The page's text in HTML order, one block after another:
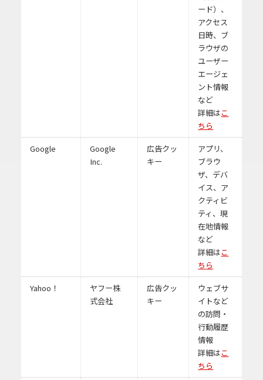
ード）、
アクセス
日時、ブ
ラウザの
ユーザー
エージェ
ント情報
など
詳細はこ
ちら
Google
Google
Inc.
広告クッ
キー
アプリ、
ブラウ
ザ、デバ
イス、ア
クティビ
ティ、現
在地情報
など
詳細はこ
ちら
Yahoo！
ヤフー株
式会社
広告クッ
キー
ウェブサ
イトなど
の訪問・
行動履歴
情報
詳細はこ
ちら